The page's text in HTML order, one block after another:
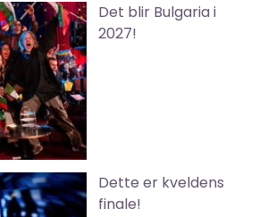
Det blir Bulgaria i
2027!
Dette er kveldens
finale!